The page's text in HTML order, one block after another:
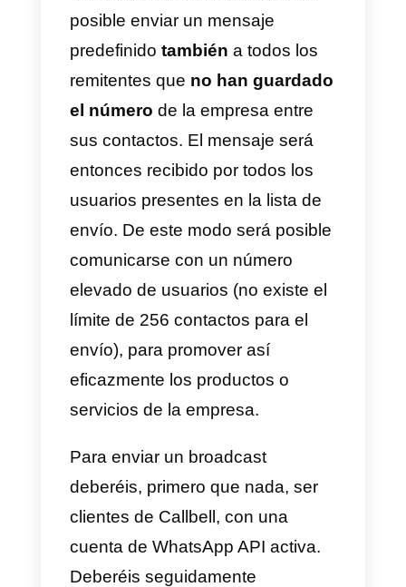
Recuerda que los productos que
más se muestran siempre son
más vendidos.
Por esta razón te recomendamos
utilizar fotos y videos para
mostrarle a tus clientes como
funciona tu servicio o producto
la práctica y de esta manera
crearles emoción que al final se
convertirán en compras.
5) Usa herramientas externas
para la atención a cliente y
ventas en WhatsApp.
¿Sabías que existen